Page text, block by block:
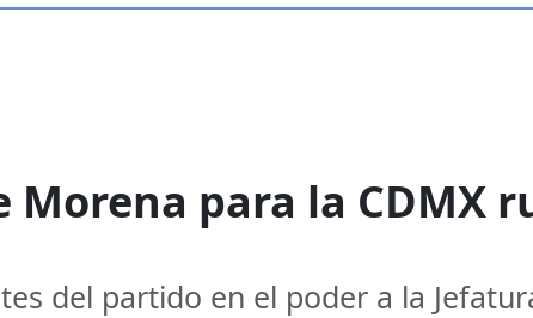
Morena para la CDMX
del partido en el poder a la